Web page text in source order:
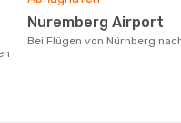
Nuremberg Airport
Bei Flügen von Nürnberg